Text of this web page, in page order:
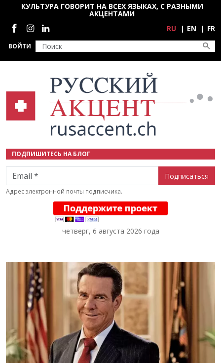
Перейти к основному содержанию
ВОЙТИ
КУЛЬТУРА ГОВОРИТ НА ВСЕХ ЯЗЫКАХ, С РАЗНЫМИ
АКЦЕНТАМИ
Социальные сети
RU EN FR
ПОДПИШИТЕСЬ НА БЛОГ
Email
Адрес электронной почты подписчика.
четверг, 6 августа 2026 года